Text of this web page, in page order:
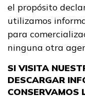
el propósito
utilizamos
para
ninguna otra
SI VISITA
DESCARGAR
CONSERVAMOS